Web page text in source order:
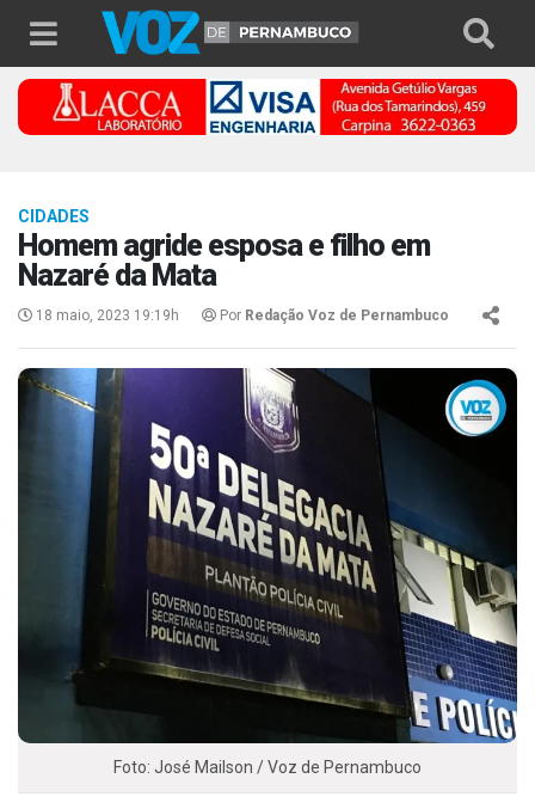
CIDADES
Homem agride esposa e filho em
Nazaré da Mata
18 maio, 2023 19:19h Por Redação Voz de Pernambuco
Foto: José Mailson / Voz de Pernambuco